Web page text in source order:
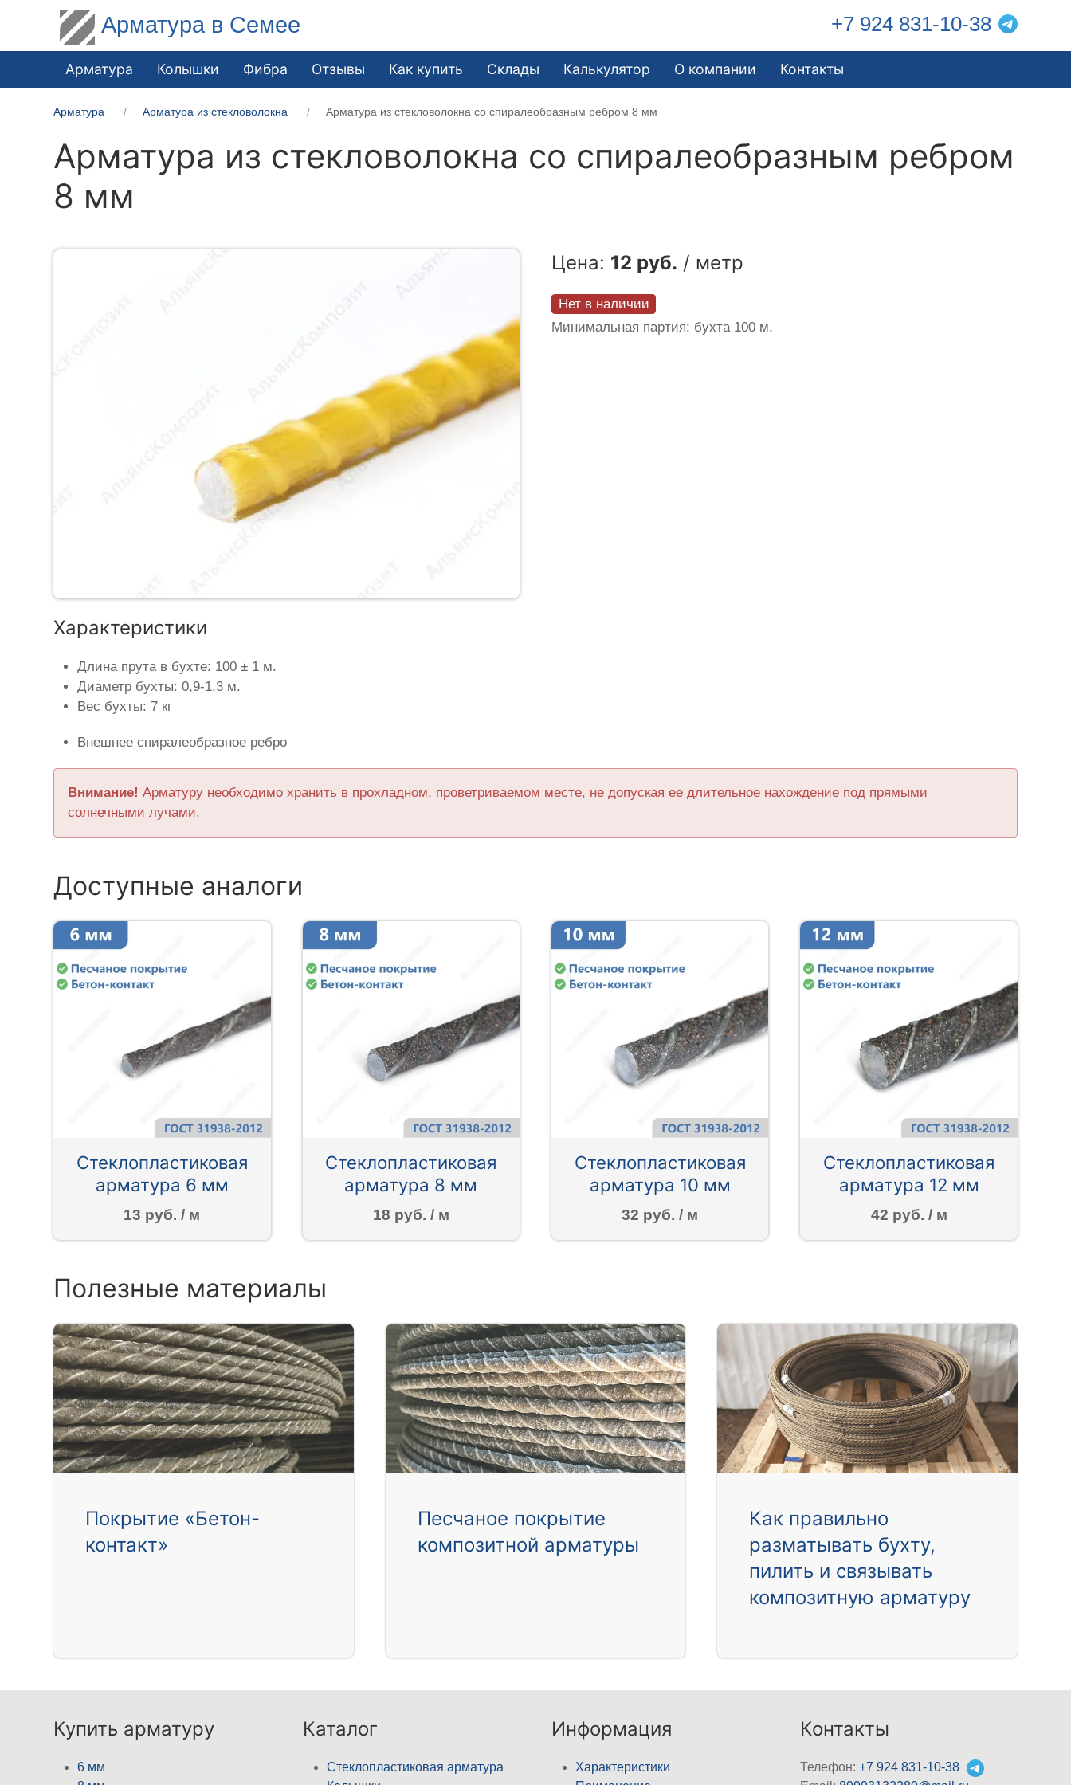
Арматура в Семее +7 924 831-10-38
Арматура Колышки Фибра Отзывы Как купить Склады Калькулятор О компании Контакты
Арматура Арматура из стекловолокна Арматура из стекловолокна со спиралеобразным ребром 8 мм
Арматура из стекловолокна со спиралеобразным ребром
8 мм
Цена: 12 руб. / метр
Нет в наличии
Минимальная партия: бухта 100 м.
Характеристики
Длина прута в бухте: 100 ± 1 м.
Диаметр бухты: 0,9-1,3 м.
Вес бухты: 7 кг
Внешнее спиралеобразное ребро
Внимание! Арматуру необходимо хранить в прохладном, проветриваемом месте, не допуская ее длительное нахождение под прямыми
солнечными лучами.
Доступные аналоги
Стеклопластиковая
арматура 6 мм
13 руб. / м
Стеклопластиковая
арматура 8 мм
18 руб. / м
Стеклопластиковая
арматура 10 мм
32 руб. / м
Стеклопластиковая
арматура 12 мм
42 руб. / м
Полезные материалы
Покрытие «Бетон-
контакт»
Песчаное покрытие
композитной арматуры
Как правильно
разматывать бухту,
пилить и связывать
композитную арматуру
Купить арматуру
6 мм
Каталог
Стеклопластиковая арматура
Информация
Характеристики
Контакты
Телефон:+7 924 831-10-38